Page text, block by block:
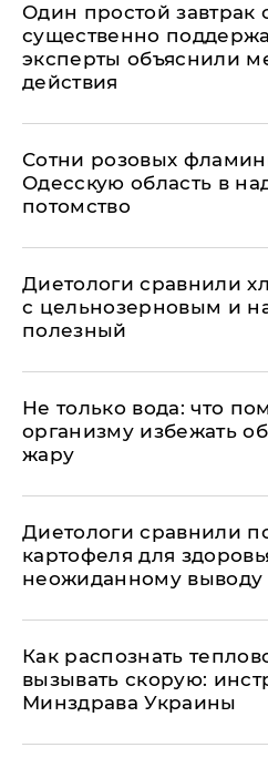
Один простой завтрак
существенно
эксперты объяснили
действия
Сотни розовых
Одесскую область в
потомство
Диетологи сравнили
с цельнозерновым и
полезный
Не только вода: что
организму избежать
жару
Диетологи сравнили
картофеля для
неожиданному выводу
Как распознать
вызывать скорую:
Минздрава Украины